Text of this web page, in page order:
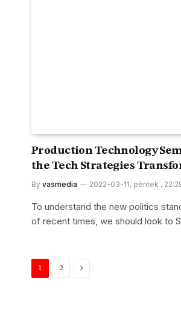
Production Technology
the Tech Strategies
By vasmedia 2022-03-11, péntek ,
To understand the new politics
of recent times, we should look to
1 2 Next